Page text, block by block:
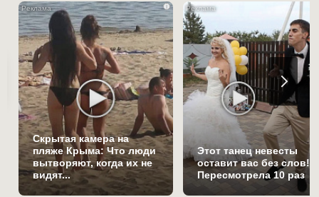
i
Скрытая камера на
пляже Крыма: Что люди
вытворяют, когда их не
видят...
Этот танец невесты
оставит вас без слов!
Пересмотрела 10 раз